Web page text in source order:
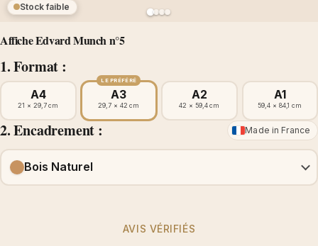
Affiche Edvard Munch n°5
1. Format :
Stock faible
A4
21 × 29,7 cm
LE PRÉFÉRÉ
A3
29,7 × 42 cm
A2
42 × 59,4 cm
A1
59,4 × 84,1 cm
2. Encadrement : Made in France
Bois Naturel
AVIS VÉRIFIÉS